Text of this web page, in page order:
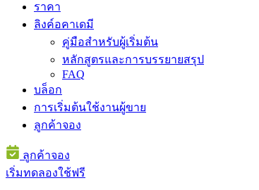
ราคา
ลิงค์อคาเดมี
คู่มือสำหรับผู้เริ่มต้น
หลักสูตรและการบรรยายสรุป
FAQ
บล็อก
การเริ่มต้นใช้งานผู้ขาย
ลูกค้าจอง
ลูกค้าจอง
เริ่มทดลองใช้ฟรี